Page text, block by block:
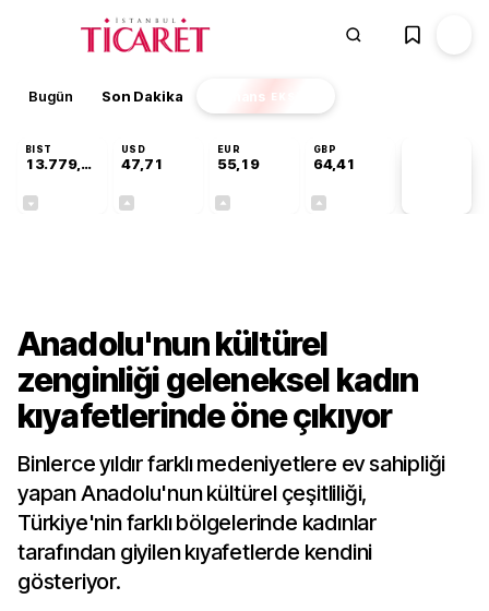
Bugün Son Dakika Finans EKSTRA
BIST
13.779,39
USD
47,71
EUR
55,19
GBP
64,41
Anadolu'nun kültürel
zenginliği geleneksel kadın
kıyafetlerinde öne çıkıyor
Binlerce yıldır farklı medeniyetlere ev sahipliği
yapan Anadolu'nun kültürel çeşitliliği,
Türkiye'nin farklı bölgelerinde kadınlar
tarafından giyilen kıyafetlerde kendini
gösteriyor.